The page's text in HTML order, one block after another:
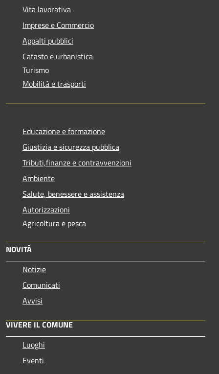
Vita lavorativa
Imprese e Commercio
Appalti pubblici
Catasto e urbanistica
Turismo
Mobilità e trasporti
Educazione e formazione
Giustizia e sicurezza pubblica
Tributi,finanze e contravvenzioni
Ambiente
Salute, benessere e assistenza
Autorizzazioni
Agricoltura e pesca
NOVITÀ
Notizie
Comunicati
Avvisi
VIVERE IL COMUNE
Luoghi
Eventi